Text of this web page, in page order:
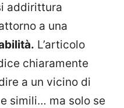
addirittura
a una
L’articolo
chiaramente
a un vicino di
simili… ma solo se